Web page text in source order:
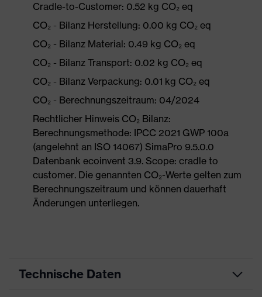
Cradle-to-Customer: 0.52 kg CO₂ eq
CO₂ - Bilanz Herstellung: 0.00 kg CO₂ eq
CO₂ - Bilanz Material: 0.49 kg CO₂ eq
CO₂ - Bilanz Transport: 0.02 kg CO₂ eq
CO₂ - Bilanz Verpackung: 0.01 kg CO₂ eq
CO₂ - Berechnungszeitraum: 04/2024
Rechtlicher Hinweis CO₂ Bilanz:
Berechnungsmethode: IPCC 2021 GWP 100a
(angelehnt an ISO 14067) SimaPro 9.5.0.0
Datenbank ecoinvent 3.9. Scope: cradle to
customer. Die genannten CO₂-Werte gelten zum
Berechnungszeitraum und können dauerhaft
Änderungen unterliegen.
Technische Daten